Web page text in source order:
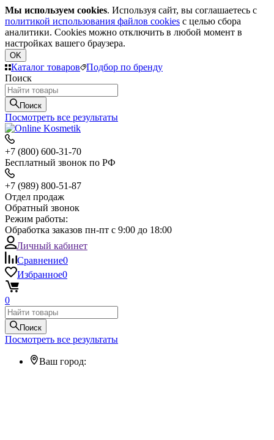
Мы используем cookies. Используя сайт, вы соглашаетесь с
политикой использования файлов cookies с целью сбора
аналитики. Cookies можно отключить в любой момент в
настройках вашего браузера.
OK
Каталог товаров
Подбор по бренду
Поиск
Поиск
Посмотреть все результаты
+7 (800) 600-31-70
Бесплатный звонок по РФ
+7 (989) 800-51-87
Отдел продаж
Обратный звонок
Режим работы:
Обработка заказов пн-пт с 9:00 до 18:00
Личный кабинет
Сравнение0
Избранное0
0
Поиск
Посмотреть все результаты
Ваш город: